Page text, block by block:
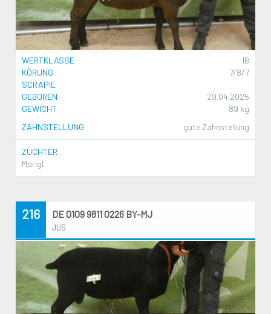
WERTKLASSE
IB
KÖRUNG
7/8/7
SCRAPIE
GEBOREN
29.04.2025
GEWICHT
89 kg
ZAHNSTELLUNG
gute Zahnstellung
ZÜCHTER
Morigl
216 DE 0109 9811 0226 BY-MJ
JUS